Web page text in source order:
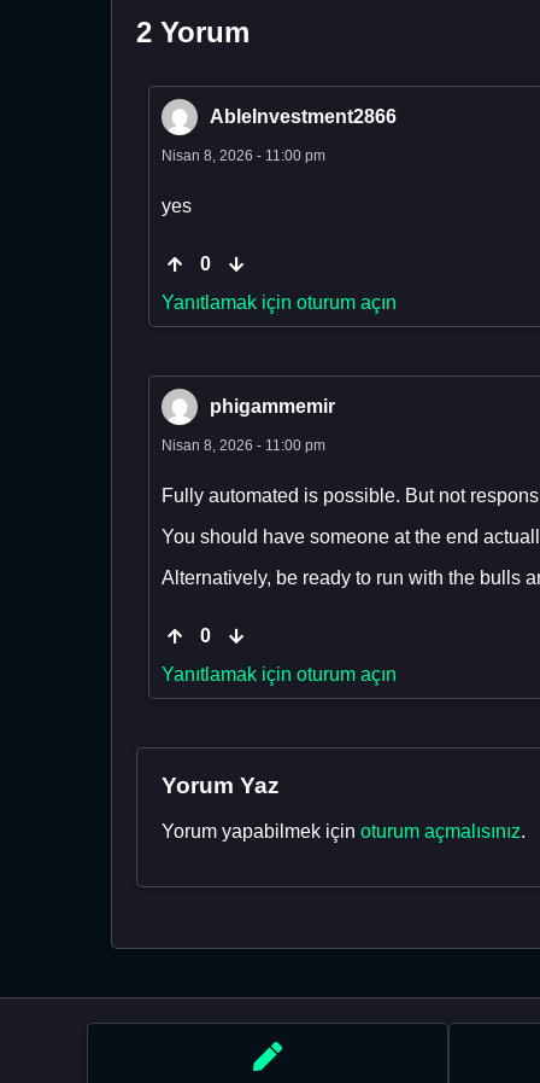
2 Yorum
AbleInvestment2866
Nisan 8, 2026 - 11:00 pm
yes
0
Yanıtlamak için oturum açın
phigammemir
Nisan 8, 2026 - 11:00 pm
Fully automated is possible. But not
You should have someone at the end
Alternatively, be ready to run with the bulls
0
Yanıtlamak için oturum açın
Yorum Yaz
Yorum yapabilmek için oturum açmalısınız.